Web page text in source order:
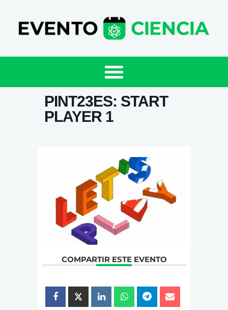
PINT23ES: START
PLAYER 1
COMPARTIR ESTE EVENTO